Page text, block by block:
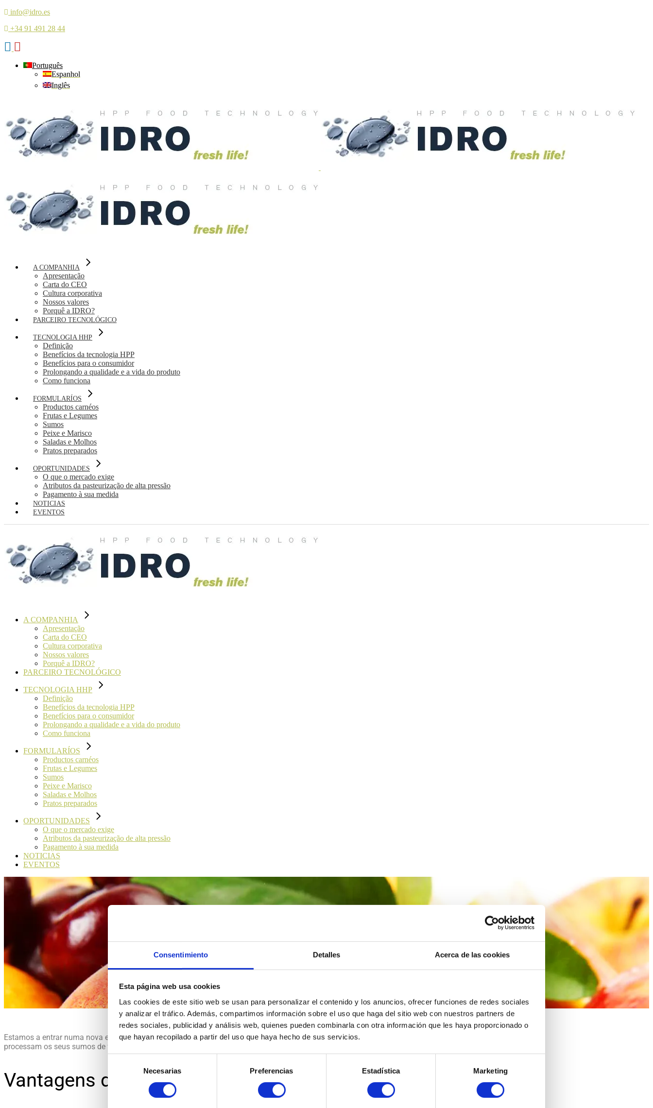
Consentimiento Detalles Acerca de las cookies
Esta página web usa cookies
Las cookies de este sitio web se usan para personalizar el contenido y los anuncios, ofrecer funciones de redes sociales
y analizar el tráfico. Además, compartimos información sobre el uso que haga del sitio web con nuestros partners de
redes sociales, publicidad y análisis web, quienes pueden combinarla con otra información que les haya proporcionado o
que hayan recopilado a partir del uso que haya hecho de sus servicios.
consentimiento
Necesarias Preferencias Estadística Marketing
info@idro.es
+34 91 491 28 44
Português
Espanhol
Inglês
A COMPANHIA
Apresentação
Carta do CEO
Cultura corporativa
Nossos valores
Porquê a IDRO?
PARCEIRO TECNOLÓGICO
TECNOLOGIA HHP
Definição
Benefícios da tecnologia HPP
Benefícios para o consumidor
Prolongando a qualidade e a vida do produto
Como funciona
FORMULARÍOS
Productos carnéos
Frutas e Legumes
Sumos
Peixe e Marisco
Saladas e Molhos
Pratos preparados
OPORTUNIDADES
O que o mercado exige
Atributos da pasteurização de alta pressão
Pagamento à sua medida
NOTICIAS
EVENTOS
A COMPANHIA
Apresentação
Carta do CEO
Cultura corporativa
Nossos valores
Porquê a IDRO?
PARCEIRO TECNOLÓGICO
TECNOLOGIA HHP
Definição
Benefícios da tecnologia HPP
Benefícios para o consumidor
Prolongando a qualidade e a vida do produto
Como funciona
FORMULARÍOS
Productos carnéos
Frutas e Legumes
Sumos
Peixe e Marisco
Saladas e Molhos
Pratos preparados
OPORTUNIDADES
O que o mercado exige
Atributos da pasteurização de alta pressão
Pagamento à sua medida
NOTICIAS
EVENTOS
Pasteurização a frio de sucos e sucos
Sumos com sabor a fruta acabada de espremer
Estamos a entrar numa nova etapa na indústria dos sumos e bebidas, graças ao processamento por alta pressão hidrostática (HPP). Os fabricantes que já
processam os seus sumos de frutas e legumes naturais com o HPP conseguem obter um sabor fresco diretamente da horta, sem conservantes nem aditivos.
Vantagens da pasteurização a frio de sucos e sucos